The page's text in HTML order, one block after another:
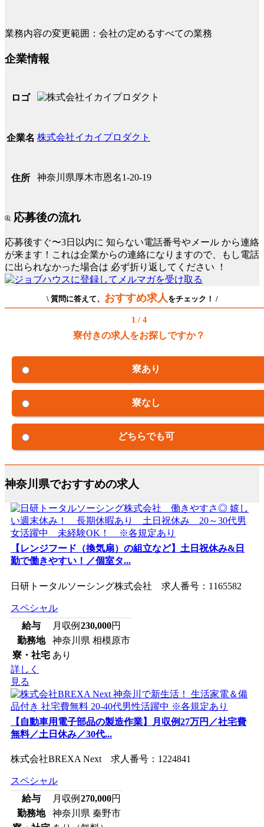
業務内容の変更範囲：会社の定めるすべての業務
企業情報
ロゴ
企業名 株式会社イカイプロダクト
住所 神奈川県厚木市恩名1-20-19
応募後の流れ
応募後すぐ〜3日以内に 知らない電話番号やメール から連絡
が来ます！これは企業からの連絡になりますので、もし電話
に出られなかった場合は 必ず折り返してください ！
\ 質問に答えて、 おすすめ求人 をチェック！ /
1 / 4
寮付きの求人をお探しですか？
寮あり
寮なし
どちらでも可
神奈川県でおすすめの求人
【レンジフード（換気扇）の組立など】土日祝休み&日
勤で働きやすい！／個室タ...
日研トータルソーシング株式会社 求人番号：1165582
スペシャル
給与
月収例 230,000円
勤務地
神奈川県 相模原市
寮・社宅 あり
詳しく
見る
【自動車用電子部品の製造作業】月収例27万円／社宅費
無料／土日休み／30代...
株式会社BREXA Next 求人番号：1224841
スペシャル
給与
月収例 270,000円
勤務地
神奈川県 秦野市